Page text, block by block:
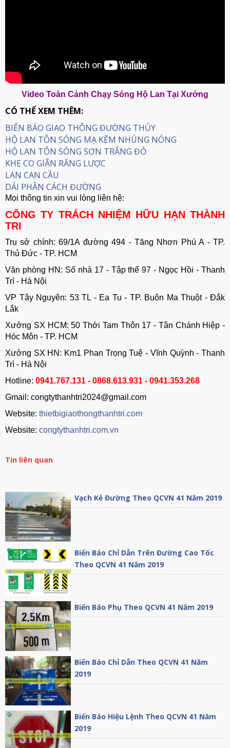
Video Toàn Cảnh Chạy Sóng Hộ Lan Tại Xưởng
CÓ THỂ XEM THÊM:
BIỂN BÁO GIAO THÔNG ĐƯỜNG THỦY
HỘ LAN TÔN SÓNG MẠ KẼM NHÚNG NÓNG
HỘ LAN TÔN SÓNG SƠN TRẮNG ĐỎ
KHE CO GIÃN RĂNG LƯỢC
LAN CAN CẦU
DẢI PHÂN CÁCH ĐƯỜNG
Mọi thông tin xin vui lòng liên hệ:
CÔNG TY TRÁCH NHIỆM HỮU HẠN THÀNH
TRI
Trụ sở chính: 69/1A đường 494 - Tăng Nhơn Phú A - TP.
Thủ Đức - TP. HCM
Văn phòng HN: Số nhà 17 - Tập thể 97 - Ngọc Hồi - Thanh
Trì - Hà Nội
VP Tây Nguyên: 53 TL - Ea Tu - TP. Buôn Ma Thuột - Đắk
Lắk
Xưởng SX HCM: 50 Thới Tam Thôn 17 - Tân Chánh Hiệp -
Hóc Môn - TP. HCM
Xưởng SX HN: Km1 Phan Trọng Tuệ - Vĩnh Quỳnh - Thanh
Trì - Hà Nội
Hotline: 0941.767.131 - 0868.613.931 - 0941.353.268
Gmail: congtythanhtri2024@gmail.com
Website: thietbigiaothongthanhtri.com
Website: congtythanhtri.com.vn
Tin liên quan
Vạch Kẻ Đường Theo QCVN 41 Năm 2019
Biển Báo Chỉ Dẫn Trên Đường Cao Tốc
Theo QCVN 41 Năm 2019
Biển Báo Phụ Theo QCVN 41 Năm 2019
Biển Báo Chỉ Dẫn Theo QCVN 41 Năm
2019
Biển Báo Hiệu Lệnh Theo QCVN 41 Năm
2019